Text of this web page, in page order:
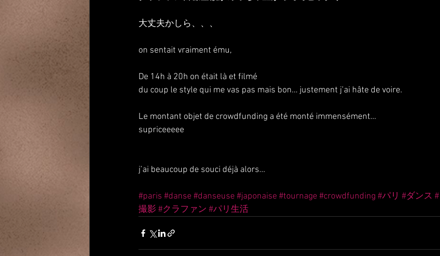
大丈夫かしら、、、
on sentait vraiment ému,
De 14h à 20h on était là et filmé
du coup le style qui me vas pas mais bon... justement j’ai hâte de voire.
Le montant objet de crowdfunding a été monté immensément...
supriceeeee
j’ai beaucoup de souci déjà alors...
#paris #danse #danseuse #japonaise #tournage #crowdfunding #パリ #ダンス
撮影 #クラファン #パリ生活